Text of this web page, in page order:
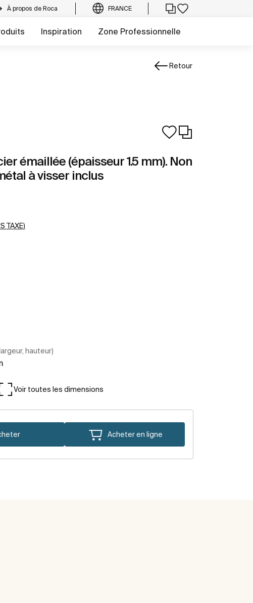
À propos de Roca FRANCE
Inspiration Zone Professionnelle
Retour
émaillée (épaisseur 1.5 mm). Non
à visser inclus
TAXE)
hauteur)
Voir toutes les dimensions
Acheter en ligne